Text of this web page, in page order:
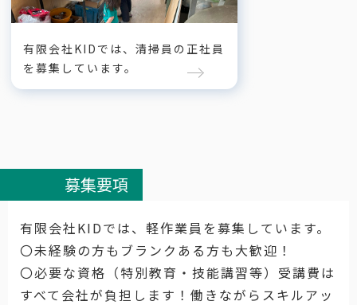
有限会社KIDでは、清掃員の正社員
を募集しています。
募集要項
有限会社KIDでは、軽作業員を募集しています。
〇未経験の方もブランクある方も大歓迎！
〇必要な資格（特別教育・技能講習等）受講費は
すべて会社が負担します！働きながらスキルアッ